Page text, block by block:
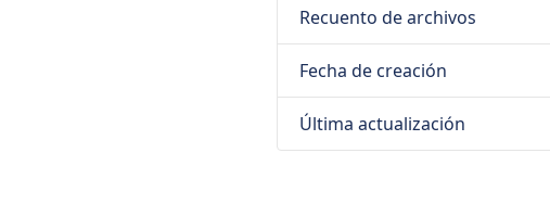
Recuento de archivos
Fecha de creación
Última actualización